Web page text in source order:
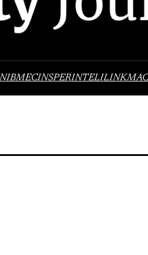
IBMECINSPERINTELILINK